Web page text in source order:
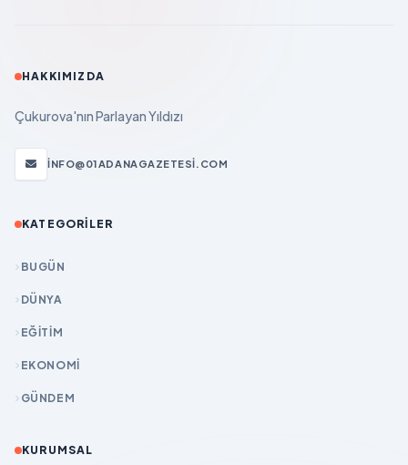
HAKKIMIZDA
Çukurova'nın Parlayan Yıldızı
INFO@01ADANAGAZETESI.COM
KATEGORILER
BUGÜN
DÜNYA
EĞİTİM
EKONOMİ
GÜNDEM
KURUMSAL